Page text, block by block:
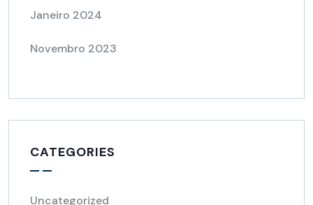
Janeiro 2024
Novembro 2023
CATEGORIES
Uncategorized